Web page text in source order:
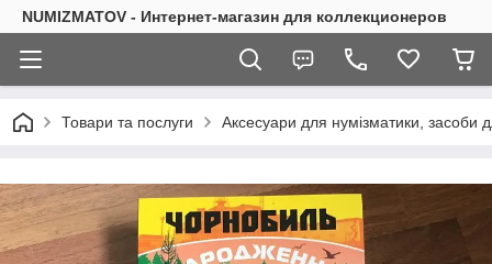
NUMIZMATOV - Интернет-магазин для коллекционеров
Товари та послуги Аксесуари для нумізматики, засоби